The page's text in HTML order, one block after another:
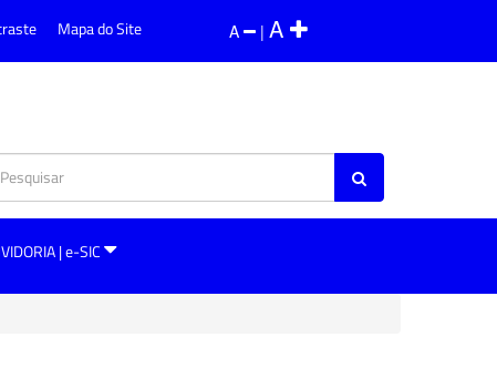
A | A
Mapa do Site
| e-SIC